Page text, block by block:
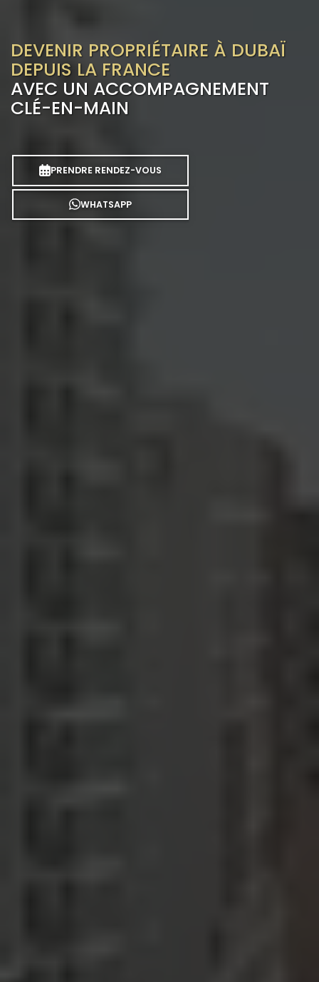
DEVENIR PROPRIÉTAIRE À DUBAÏ
DEPUIS LA FRANCE
AVEC UN ACCOMPAGNEMENT
CLÉ-EN-MAIN
PRENDRE RENDEZ-VOUS
WHATSAPP